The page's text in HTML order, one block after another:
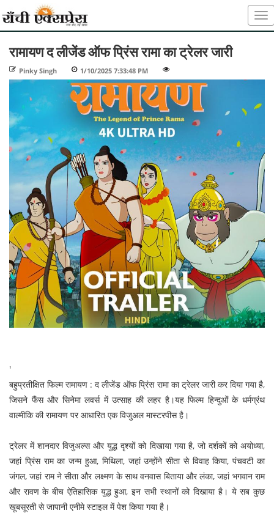
रामायण द लीजेंड ऑफ प्रिंस रामा का ट्रेलर जारी
Pinky Singh 1/10/2025 7:33:48 PM
'
बहुप्रतीक्षित फिल्म रामायण : द लीजेंड ऑफ प्रिंस रामा का ट्रेलर जारी कर दिया गया है,
जिसने फैंस और सिनेमा लवर्स में उत्साह की लहर है।यह फिल्म हिन्दुओं के धर्मग्रंथ
वाल्मीकि की रामायण पर आधारित एक विजुअल मास्टरपीस है।
ट्रेलर में शानदार विजुअल्स और युद्ध दृश्यों को दिखाया गया है, जो दर्शकों को अयोध्या,
जहां प्रिंस राम का जन्म हुआ, मिथिला, जहां उन्होंने सीता से विवाह किया, पंचवटी का
जंगल, जहां राम ने सीता और लक्ष्मण के साथ वनवास बिताया और लंका, जहां भगवान राम
और रावण के बीच ऐतिहासिक युद्ध हुआ, इन सभी स्थानों को दिखाया है। ये सब कुछ
खूबसूरती से जापानी एनीमे स्टाइल में पेश किया गया है।